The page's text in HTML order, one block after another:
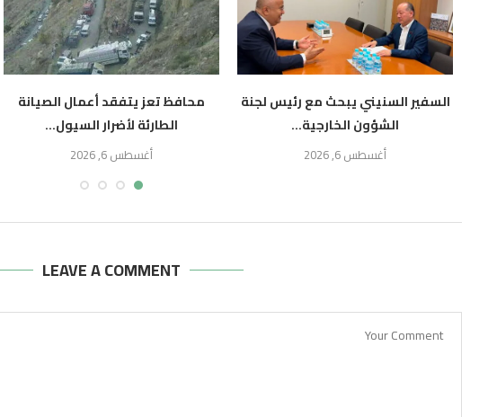
السفير السنيني يبحث مع رئيس لجنة
الشؤون الخارجية...
أغسطس 6, 2026
محافظ تعز يتفقد أعمال الصيانة
الطارئة لأضرار السيول...
أغسطس 6, 2026
LEAVE A COMMENT